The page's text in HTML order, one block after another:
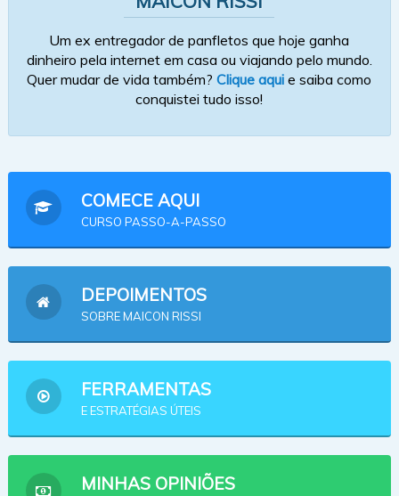
Um ex entregador de panfletos que hoje ganha
dinheiro pela internet em casa ou viajando pelo mundo.
Quer mudar de vida também?Clique aqui e saiba como
conquistei tudo isso!
COMECE AQUI
CURSO PASSO-A-PASSO
DEPOIMENTOS
SOBRE MAICON RISSI
FERRAMENTAS
E ESTRATÉGIAS ÚTEIS
MINHAS OPINIÕES